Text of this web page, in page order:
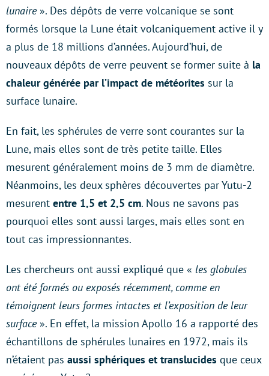
lunaire». Des dépôts de verre volcanique se sont
formés lorsque la Lune était volcaniquement active il y
a plus de 18 millions d’années. Aujourd’hui, de
nouveaux dépôts de verre peuvent se former suite à la
chaleur générée par l’impact de météorites sur la
surface lunaire.
En fait, les sphérules de verre sont courantes sur la
Lune, mais elles sont de très petite taille. Elles
mesurent généralement moins de 3 mm de diamètre.
Néanmoins, les deux sphères découvertes par Yutu-2
mesurent entre 1,5 et 2,5 cm. Nous ne savons pas
pourquoi elles sont aussi larges, mais elles sont en
tout cas impressionnantes.
Les chercheurs ont aussi expliqué que « les globules
ont été formés ou exposés récemment, comme en
témoignent leurs formes intactes et l’exposition de leur
surface». En effet, la mission Apollo 16 a rapporté des
échantillons de sphérules lunaires en 1972, mais ils
n’étaient pas aussi sphériques et translucides que ceux